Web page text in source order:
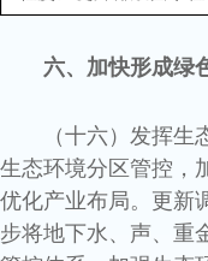
六、加快形成绿
（十六）发挥
生态环境分区管控，
优化产业布局。更新
步将地下水、声、重